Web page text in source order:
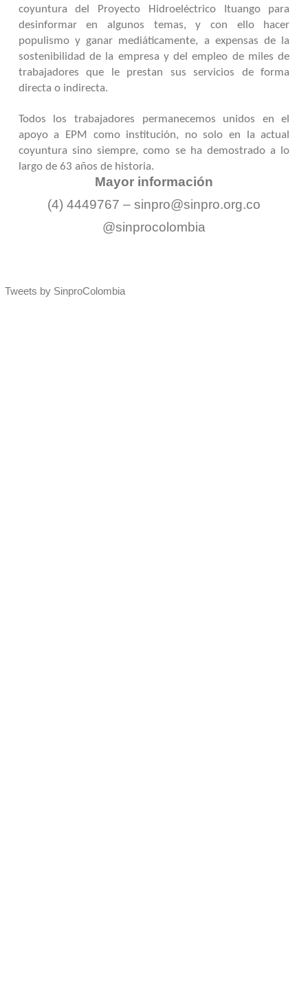
coyuntura del Proyecto Hidroeléctrico Ituango para
desinformar en algunos temas, y con ello hacer
populismo y ganar mediáticamente, a expensas de la
sostenibilidad de la empresa y del empleo de miles de
trabajadores que le prestan sus servicios de forma
directa o indirecta.
Todos los trabajadores permanecemos unidos en el
apoyo a EPM como institución, no solo en la actual
coyuntura sino siempre, como se ha demostrado a lo
largo de 63 años de historia.
Mayor información
(4) 4449767 – sinpro@sinpro.org.co
@sinprocolombia
Tweets by SinproColombia